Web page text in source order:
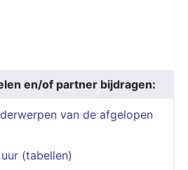
en/of partner bijdragen:
van de afgelopen
(tabellen)